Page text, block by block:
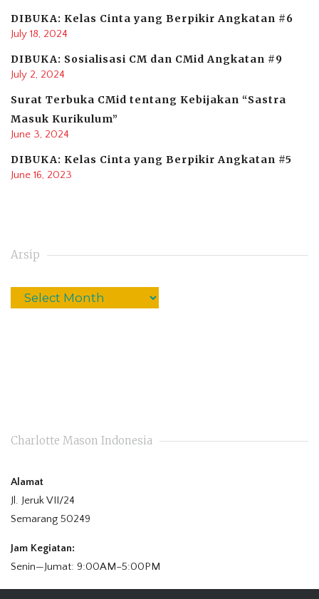
DIBUKA: Kelas Cinta yang Berpikir Angkatan #6
July 18, 2024
DIBUKA: Sosialisasi CM dan CMid Angkatan #9
July 2, 2024
Surat Terbuka CMid tentang Kebijakan “Sastra
Masuk Kurikulum”
June 3, 2024
DIBUKA: Kelas Cinta yang Berpikir Angkatan #5
June 16, 2023
Arsip
Charlotte Mason Indonesia
Alamat
Jl. Jeruk VII/24
Semarang 50249
Jam Kegiatan:
Senin—Jumat: 9:00AM–5:00PM